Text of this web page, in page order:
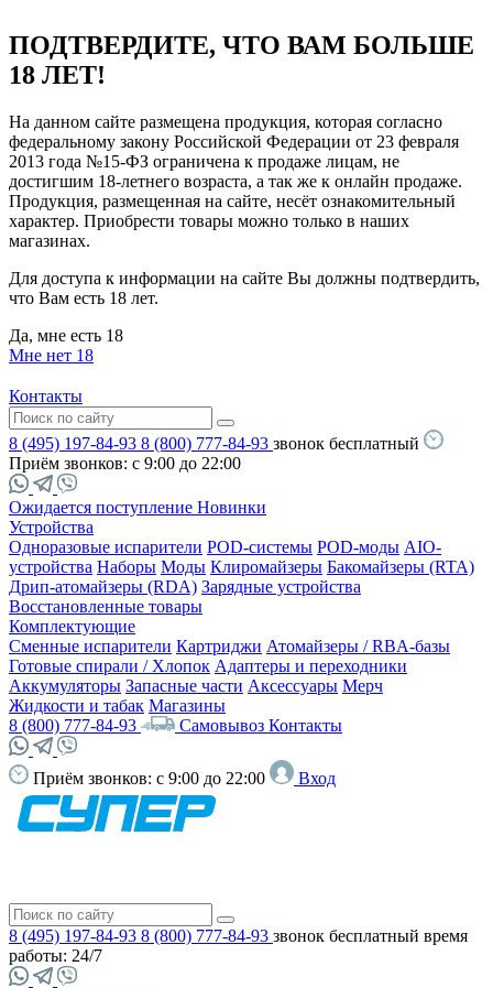
ПОДТВЕРДИТЕ, ЧТО ВАМ БОЛЬШЕ
18 ЛЕТ!
На данном сайте размещена продукция, которая согласно
федеральному закону Российской Федерации от 23 февраля
2013 года №15-ФЗ ограничена к продаже лицам, не
достигшим 18-летнего возраста, а так же к онлайн продаже.
Продукция, размещенная на сайте, несёт ознакомительный
характер. Приобрести товары можно только в наших
магазинах.
Для доступа к информации на сайте Вы должны подтвердить,
что Вам есть 18 лет.
Да, мне есть 18
Мне нет 18
Контакты
8 (495) 197-84-93 8 (800) 777-84-93 звонок бесплатный
Приём звонков: с 9:00 до 22:00
Ожидается поступление Новинки
Устройства
Одноразовые испарители POD-системы POD-моды AIO-
устройства Наборы Моды Клиромайзеры Бакомайзеры (RTA)
Дрип-атомайзеры (RDA) Зарядные устройства
Восстановленные товары
Комплектующие
Сменные испарители Картриджи Атомайзеры / RBA-базы
Готовые спирали / Хлопок Адаптеры и переходники
Аккумуляторы Запасные части Аксессуары Мерч
Жидкости и табак Магазины
8 (800) 777-84-93
Самовывоз Контакты
Приём звонков: с 9:00 до 22:00 Вход
8 (495) 197-84-93 8 (800) 777-84-93 звонок бесплатный время
работы: 24/7